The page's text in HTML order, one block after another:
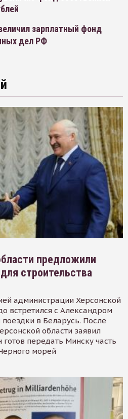
зарплатный фонд
дел РФ
предложили
строительства
администрации Херсонской
встретился с Александром
в Беларусь. После
области заявил
передать Минску часть
морей